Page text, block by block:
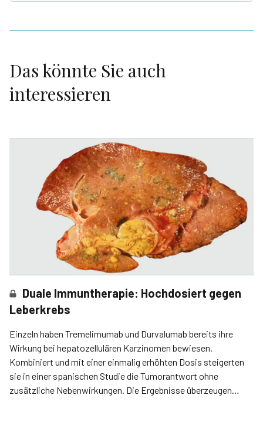
Das könnte Sie auch
interessieren
Duale Immuntherapie: Hochdosiert gegen
Leberkrebs
Einzeln haben Tremelimumab und Durvalumab bereits ihre
Wirkung bei hepatozellulären Karzinomen bewiesen.
Kombiniert und mit einer einmalig erhöhten Dosis steigerten
sie in einer spanischen Studie die Tumor­antwort ohne
zusätzliche Nebenwirkungen. Die Ergebnisse überzeugen